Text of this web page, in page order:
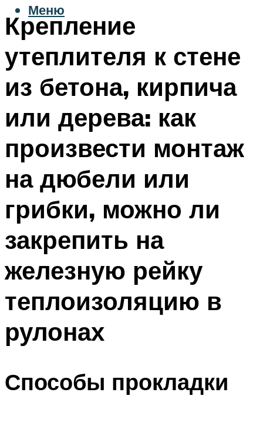
Меню
Крепление
утеплителя к стене
из бетона, кирпича
или дерева: как
произвести монтаж
на дюбели или
грибки, можно ли
закрепить на
железную рейку
теплоизоляцию в
рулонах
Способы прокладки